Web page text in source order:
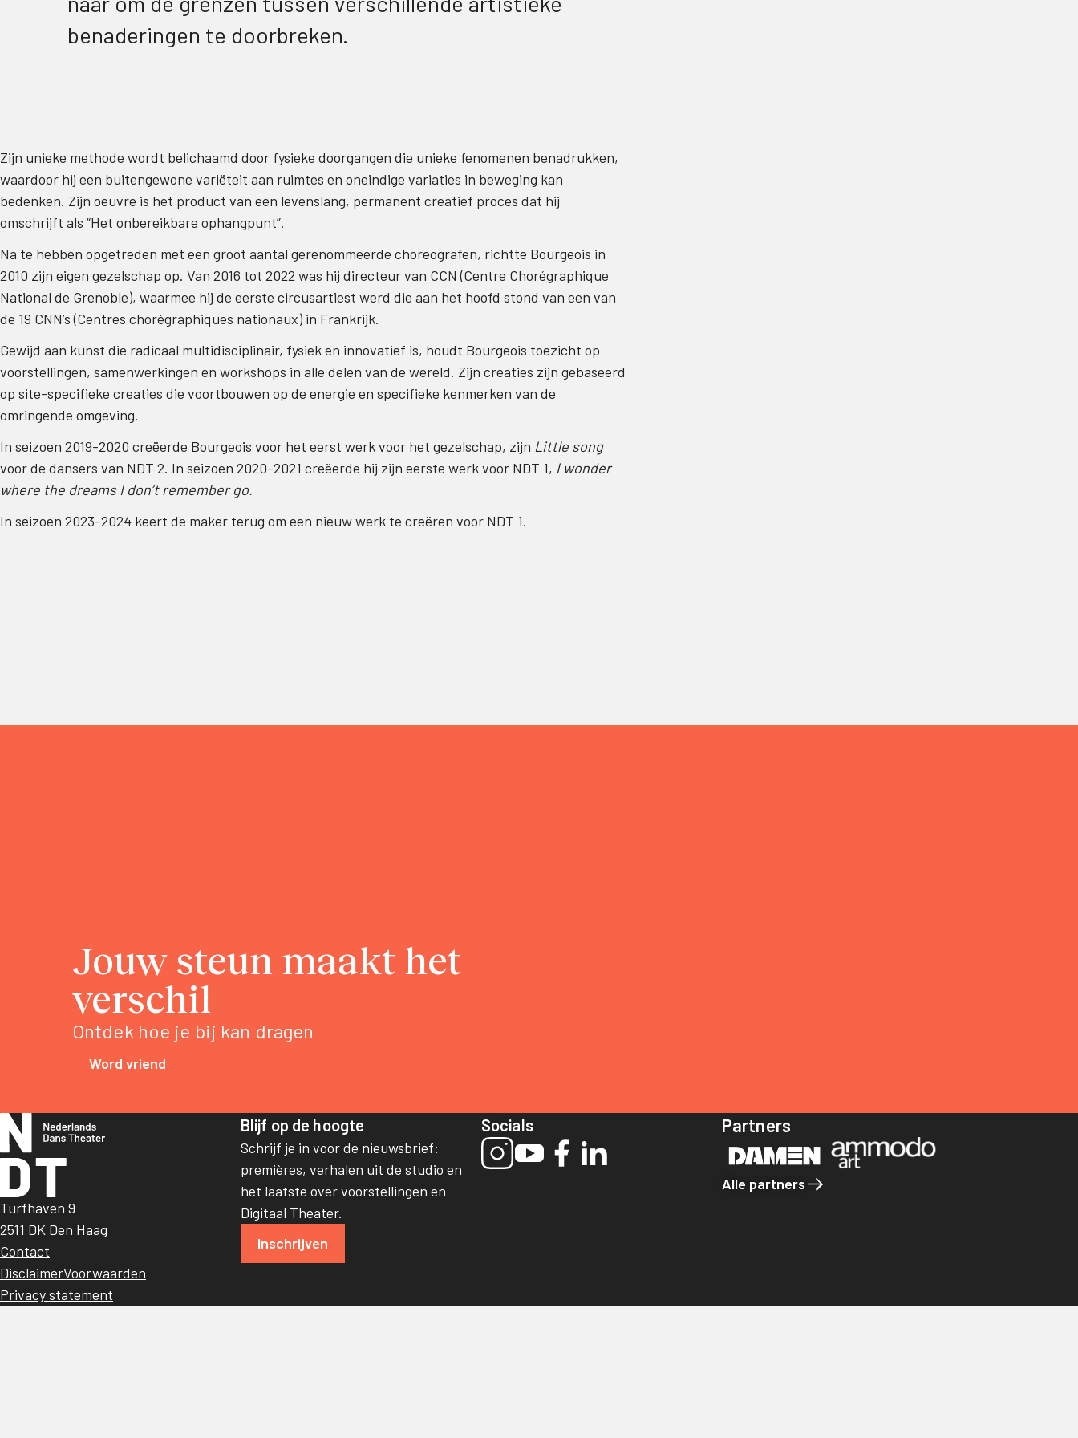
benaderingen te doorbreken.
Zijn unieke methode wordt belichaamd door fysieke doorgangen die unieke fenomenen benadrukken,
waardoor hij een buitengewone variëteit aan ruimtes en oneindige variaties in beweging kan
bedenken. Zijn oeuvre is het product van een levenslang, permanent creatief proces dat hij
omschrijft als “Het onbereikbare ophangpunt”.
Na te hebben opgetreden met een groot aantal gerenommeerde choreografen, richtte Bourgeois in
2010 zijn eigen gezelschap op. Van 2016 tot 2022 was hij directeur van CCN (Centre Chorégraphique
National de Grenoble), waarmee hij de eerste circusartiest werd die aan het hoofd stond van een van
de 19 CNN’s (Centres chorégraphiques nationaux) in Frankrijk.
Gewijd aan kunst die radicaal multidisciplinair, fysiek en innovatief is, houdt Bourgeois toezicht op
voorstellingen, samenwerkingen en workshops in alle delen van de wereld. Zijn creaties zijn gebaseerd
op site-specifieke creaties die voortbouwen op de energie en specifieke kenmerken van de
omringende omgeving.
In seizoen 2019-2020 creëerde Bourgeois voor het eerst werk voor het gezelschap, zijn Little song
voor de dansers van NDT 2. In seizoen 2020-2021 creëerde hij zijn eerste werk voor NDT 1, I wonder
where the dreams I don’t remember go.
In seizoen 2023-2024 keert de maker terug om een nieuw werk te creëren voor NDT 1.
Jouw steun maakt het
verschil
Ontdek hoe je bij kan dragen
Word vriend
Turfhaven 9
2511 DK Den Haag
Contact
DisclaimerVoorwaarden
Privacy statement
Blijf op de hoogte
Schrijf je in voor de nieuwsbrief:
premières, verhalen uit de studio en
het laatste over voorstellingen en
Digitaal Theater.
Inschrijven
Socials Partners
Alle partners